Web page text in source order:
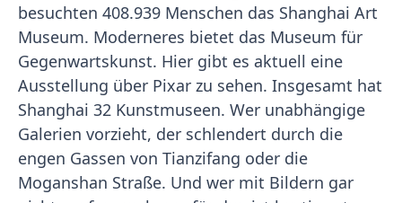
besuchten 408.939 Menschen das Shanghai Art
Museum. Moderneres bietet das Museum für
Gegenwartskunst. Hier gibt es aktuell eine
Ausstellung über Pixar zu sehen. Insgesamt hat
Shanghai 32 Kunstmuseen. Wer unabhängige
Galerien vorzieht, der schlendert durch die
engen Gassen von Tianzifang oder die
Moganshan Straße. Und wer mit Bildern gar